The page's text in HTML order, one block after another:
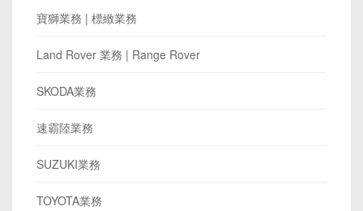
寶獅業務 | 標緻業務
Land Rover 業務 | Range Rover
SKODA業務
速霸陸業務
SUZUKI業務
TOYOTA業務